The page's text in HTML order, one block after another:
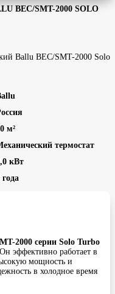
SMT-2000 SOLO
Ballu BEC/SMT-2000 Solo
м²
термостат
кВт
года
2000 серии Solo Turbo
эффективно работает в
мощность и
в холодное время